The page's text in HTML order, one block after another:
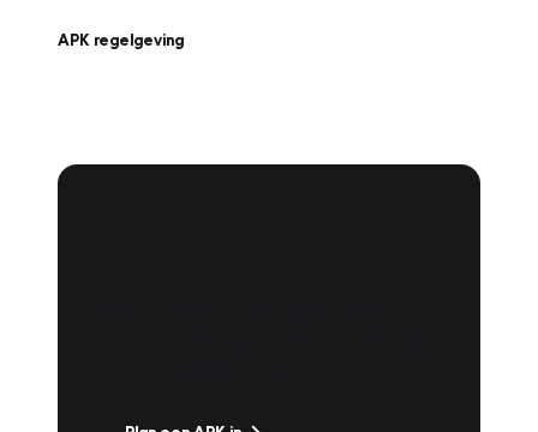
APK regelgeving